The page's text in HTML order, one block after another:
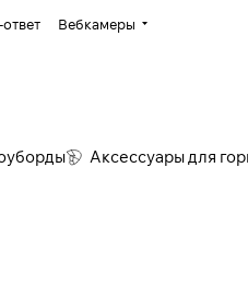
Вебкамеры
Аксессуары для